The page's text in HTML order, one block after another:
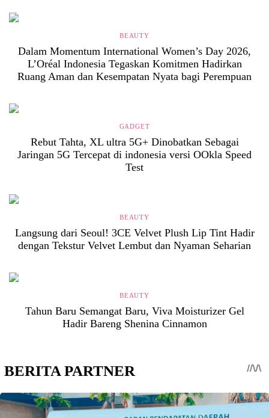
BEAUTY
Dalam Momentum International Women’s Day 2026,
L’Oréal Indonesia Tegaskan Komitmen Hadirkan
Ruang Aman dan Kesempatan Nyata bagi Perempuan
GADGET
Rebut Tahta, XL ultra 5G+ Dinobatkan Sebagai
Jaringan 5G Tercepat di indonesia versi OOkla Speed
Test
BEAUTY
Langsung dari Seoul! 3CE Velvet Plush Lip Tint Hadir
dengan Tekstur Velvet Lembut dan Nyaman Seharian
BEAUTY
Tahun Baru Semangat Baru, Viva Moisturizer Gel
Hadir Bareng Shenina Cinnamon